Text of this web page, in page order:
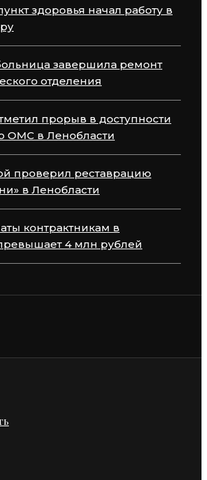
здоровья начал работу в
завершила ремонт
отделения
прорыв в доступности
ОМС в Ленобласти
проверил реставрацию
в Ленобласти
контрактникам в
4 млн рублей